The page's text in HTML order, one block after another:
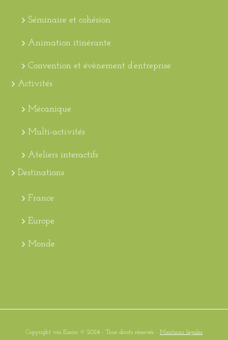
Séminaire et cohésion
Animation itinérante
Convention et évènement d’entreprise
Activités
Mécanique
Multi-activités
Ateliers interactifs
Destinations
France
Europe
Monde
Copyright via Essorr © 2024 - Tous droits réservés - Mentions légales